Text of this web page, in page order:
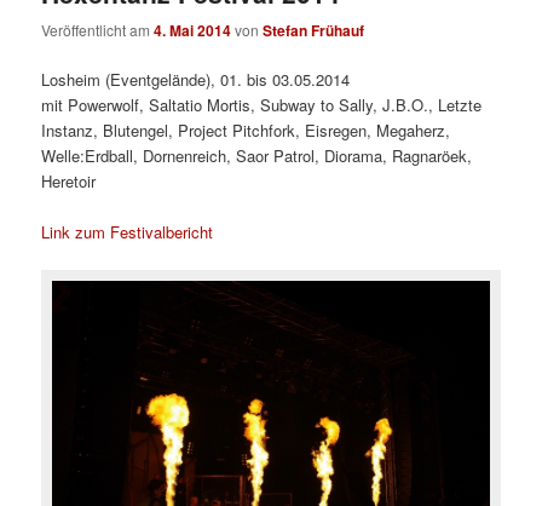
Veröffentlicht am4. Mai 2014vonStefan Frühauf
Losheim (Eventgelände), 01. bis 03.05.2014
mit Powerwolf, Saltatio Mortis, Subway to Sally, J.B.O., Letzte
Instanz, Blutengel, Project Pitchfork, Eisregen, Megaherz,
Welle:Erdball, Dornenreich, Saor Patrol, Diorama, Ragnaröek,
Heretoir
Link zum Festivalbericht